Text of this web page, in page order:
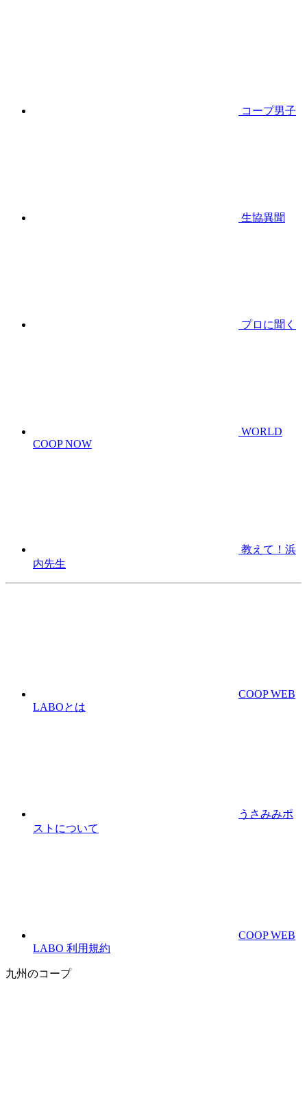
コープ男子
生協異聞
プロに聞く
WORLD
COOP NOW
教えて！浜
内先生
COOP WEB
LABOとは
うさみみポ
ストについて
COOP WEB
LABO 利用規約
九州のコープ